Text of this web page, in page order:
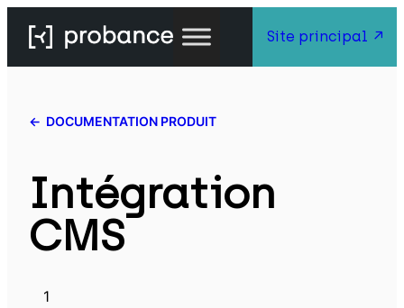
Site principal
DOCUMENTATION PRODUIT
Intégration
CMS
1